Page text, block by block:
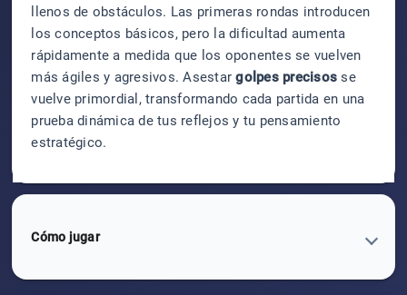
llenos de obstáculos. Las primeras rondas introducen
los conceptos básicos, pero la dificultad aumenta
rápidamente a medida que los oponentes se vuelven
más ágiles y agresivos. Asestargolpes precisos se
vuelve primordial, transformando cada partida en una
prueba dinámica de tus reflejos y tu pensamiento
estratégico.
Cómo jugar